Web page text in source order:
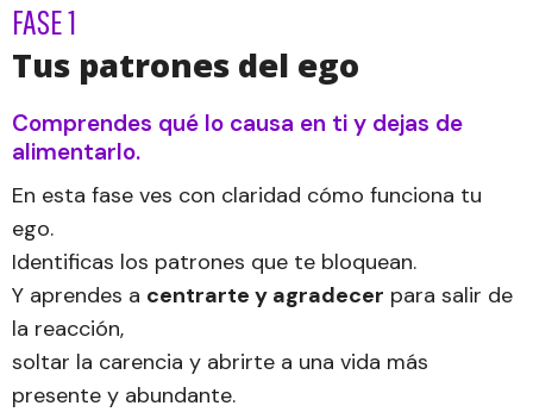
FASE 1
Tus patrones del ego
Comprendes qué lo causa en ti y dejas de
alimentarlo.
En esta fase ves con claridad cómo funciona tu
ego.
Identificas los patrones que te bloquean.
Y aprendes a centrarte y agradecer para salir de
la reacción,
soltar la carencia y abrirte a una vida más
presente y abundante.